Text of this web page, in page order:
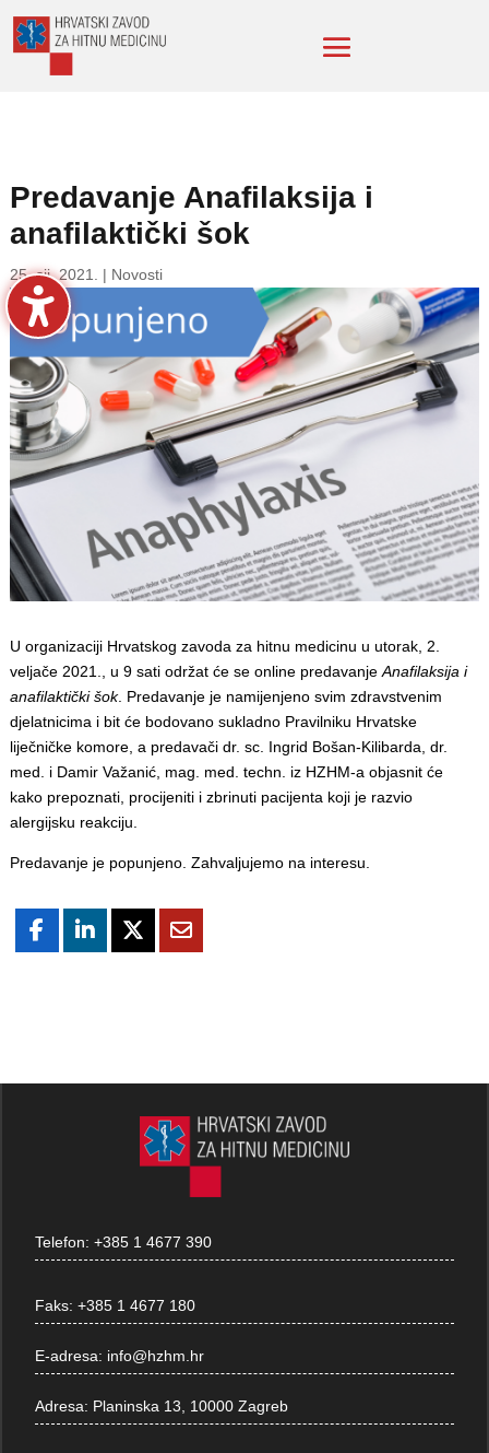
Predavanje Anafilaksija i
anafilaktički šok
25. sij. 2021. | Novosti
U organizaciji Hrvatskog zavoda za hitnu medicinu u utorak, 2.
veljače 2021., u 9 sati održat će se online predavanje Anafilaksija i
anafilaktički šok. Predavanje je namijenjeno svim zdravstvenim
djelatnicima i bit će bodovano sukladno Pravilniku Hrvatske
liječničke komore, a predavači dr. sc. Ingrid Bošan-Kilibarda, dr.
med. i Damir Važanić, mag. med. techn. iz HZHM-a objasnit će
kako prepoznati, procijeniti i zbrinuti pacijenta koji je razvio
alergijsku reakciju.
Predavanje je popunjeno. Zahvaljujemo na interesu.
Telefon:+385 1 4677 390
Faks:+385 1 4677 180
E-adresa: info@hzhm.hr
Adresa: Planinska 13, 10000 Zagreb